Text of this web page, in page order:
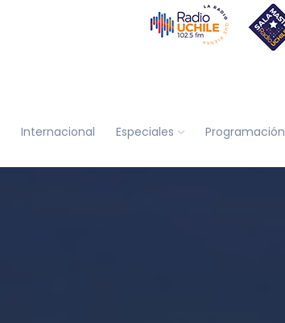
Internacional Especiales Programación